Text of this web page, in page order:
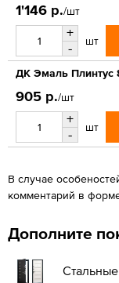
1'146 р./шт
+
-
шт
ДК Эмаль Плинтус
905 р./шт
+
-
шт
В случае
комментарий в
Дополните